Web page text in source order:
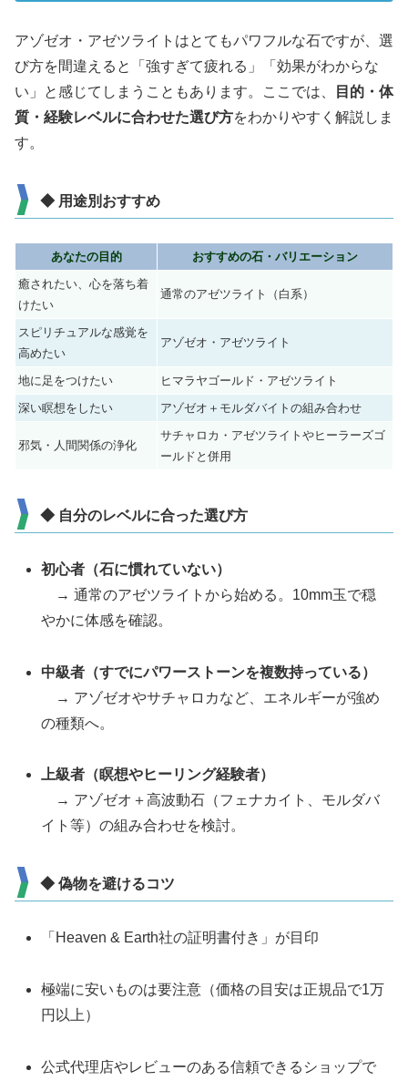
アゾゼオ・アゼツライトはとてもパワフルな石ですが、選
び方を間違えると「強すぎて疲れる」「効果がわからな
い」と感じてしまうこともあります。ここでは、
目的・体
質・経験レベルに合わせた選び方をわかりやすく解説しま
す。
◆ 用途別おすすめ
あなたの目的
おすすめの石・バリエーション
癒されたい、心を落ち着
けたい
通常のアゼツライト（白系）
スピリチュアルな感覚を
高めたい
アゾゼオ・アゼツライト
地に足をつけたい
ヒマラヤゴールド・アゼツライト
深い瞑想をしたい
アゾゼオ＋モルダバイトの組み合わせ
邪気・人間関係の浄化
サチャロカ・アゼツライトやヒーラーズゴ
ールドと併用
◆ 自分のレベルに合った選び方
初心者（石に慣れていない）
→ 通常のアゼツライトから始める。10mm玉で穏
やかに体感を確認。
中級者（すでにパワーストーンを複数持っている）
→ アゾゼオやサチャロカなど、エネルギーが強め
の種類へ。
上級者（瞑想やヒーリング経験者）
→ アゾゼオ＋高波動石（フェナカイト、モルダバ
イト等）の組み合わせを検討。
◆ 偽物を避けるコツ
「Heaven & Earth社の証明書付き」が目印
極端に安いものは要注意（価格の目安は正規品で1万
円以上）
公式代理店やレビューのある信頼できるショップで